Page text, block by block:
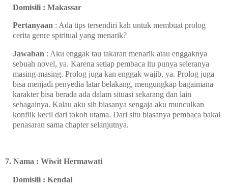
Domisili : Makassar
Pertanyaan: Ada tips tersendiri kah untuk membuat prolog
cerita genre spiritual yang menarik?
Jawaban : Aku enggak tau takaran menarik atau enggaknya
sebuah novel, ya. Karena setiap pembaca itu punya seleranya
masing-masing. Prolog juga kan enggak wajib, ya. Prolog juga
bisa menjadi penyedia latar belakang, mengungkap bagaimana
karakter bisa berada ada dalam situasi sekarang dan lain
sebagainya. Kalau aku sih biasanya sengaja aku munculkan
konflik kecil dari tokoh utama. Dari situ biasanya pembaca bakal
penasaran sama chapter selanjutnya.
7. Nama : Wiwit Hermawati
Domisili : Kendal